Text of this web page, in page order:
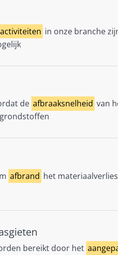
activiteiten in onze branche
de afbraaksnelheid van
afbrand het materiaalverlies
bereikt door het